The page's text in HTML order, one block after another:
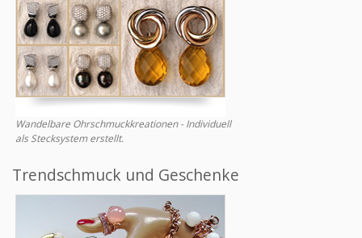
Wandelbare Ohrschmuckkreationen - Individuell
als Stecksystem erstellt.
Trendschmuck und Geschenke